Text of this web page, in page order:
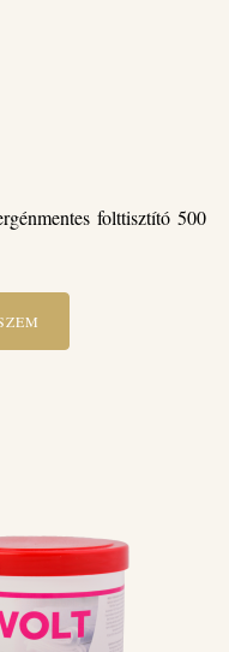
folttisztító 500